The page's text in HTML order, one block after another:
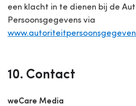
een klacht in te dienen bij de
Persoonsgegevens via
10. Contact
weCare Media